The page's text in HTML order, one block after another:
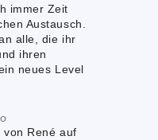
immer Zeit
Austausch.
alle, die ihr
ihren
neues Level
René auf